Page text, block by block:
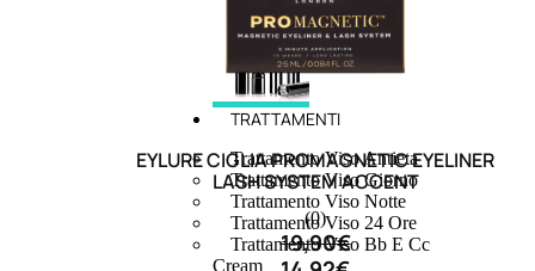
TRATTAMENTI
Trattamento Viso Antieta
Trattamento Viso Giorno
Trattamento Viso Notte
Trattamento Viso 24 Ore
Trattamento Viso Bb E Cc
Cream
EYLURE CIGLIA PROMAGNETIC EYELINER
LASH SYSTEM ACCENT
(0)
19,90€